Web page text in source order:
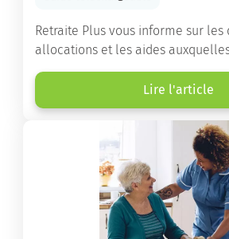
Retraite Plus vous informe sur
allocations et les aides
âgées ont droit pour financer un
de retraite ou un maintien à
Lire l'article